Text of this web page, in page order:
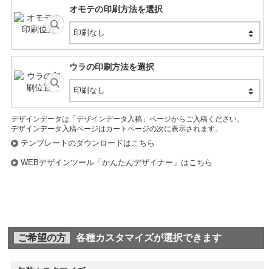
オモテの印刷方法を選択
印刷なし
ウラの印刷方法を選択
印刷なし
デザインデータは「デザインデータ入稿」ページからご入稿ください。
デザインデータ入稿ページはカートページの次に表示されます。
テンプレートのダウンロードはこちら
WEBデザインツール「かんたんデザイナー」はこちら
ご希望の方 各種カスタマイズが選択できます